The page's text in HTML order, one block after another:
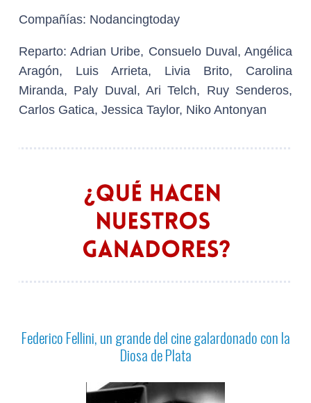
Compañías: Nodancingtoday
Reparto: Adrian Uribe, Consuelo Duval, Angélica
Aragón, Luis Arrieta, Livia Brito, Carolina
Miranda, Paly Duval, Ari Telch, Ruy Senderos,
Carlos Gatica, Jessica Taylor, Niko Antonyan
Federico Fellini, un grande del cine galardonado con la
Diosa de Plata